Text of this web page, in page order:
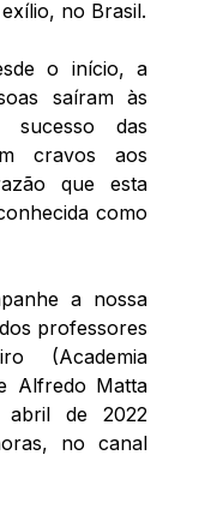
o início, a
saíram às
sucesso das
cravos aos
que esta
como
a nossa
professores
(Academia
Alfredo Matta
de 2022
no canal